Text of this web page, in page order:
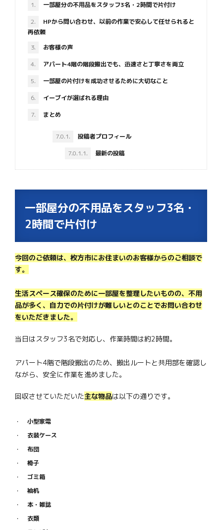
1.
一部屋分の不用品をスタッフ3名・2時間で片付け
2.
HPから問い合わせ、以前の作業で安心して任せられると
再依頼
3.
お客様の声
4.
アパート4階の階段搬出でも、迅速さと丁寧さを両立
5.
一部屋の片付けを成功させるために大切なこと
6.
イーブイが選ばれる理由
7.
まとめ
7.0.1.
投稿者プロフィール
7.0.1.1.
最新の投稿
一部屋分の不用品をスタッフ3名・
2時間で片付け
今回のご依頼は、枚方市にお住まいのお客様からのご相談で
す。
生活スペース確保のために一部屋を整理したいものの、不用
品が多く、自力での片付けが難しいとのことでお問い合わせ
をいただきました。
当日はスタッフ3名で対応し、作業時間は約2時間。
アパート4階で階段搬出のため、搬出ルートと共用部を確認し
ながら、安全に作業を進めました。
回収させていただいた主な物品は以下の通りです。
小型家電
衣装ケース
布団
椅子
ゴミ箱
袖机
本・雑誌
衣類